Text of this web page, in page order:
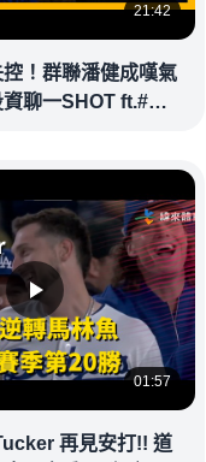
21:42
！群聯潘健成嘆氣
聊一SHOT ft.#潘
01:57
再見安打!! 道